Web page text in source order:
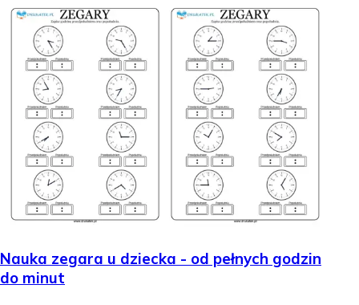
Nauka zegara u dziecka - od pełnych godzin
do minut